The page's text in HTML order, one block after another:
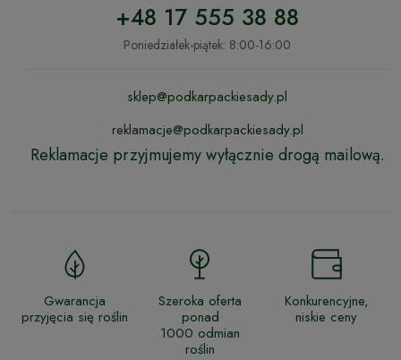
+48 17 555 38 88
Poniedziałek-piątek: 8:00-16:00
sklep@podkarpackiesady.pl
reklamacje@podkarpackiesady.pl
Reklamacje przyjmujemy wyłącznie drogą mailową.
Gwarancja
przyjęcia się roślin
Szeroka oferta
ponad
1000 odmian
roślin
Konkurencyjne,
niskie ceny